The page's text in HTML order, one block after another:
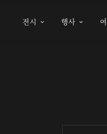
전시  행사 